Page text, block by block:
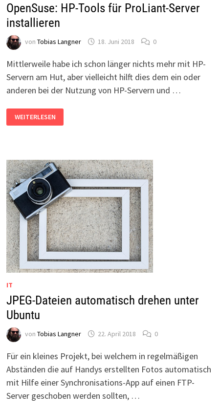
OpenSuse: HP-Tools für ProLiant-Server
installieren
von Tobias Langner 18. Juni 2018 0
Mittlerweile habe ich schon länger nichts mehr mit HP-
Servern am Hut, aber vielleicht hilft dies dem ein oder
anderen bei der Nutzung von HP-Servern und …
OPENSUSE:
HP-
TOOLS
WEITERLESEN
IT
JPEG-Dateien automatisch drehen unter
Ubuntu
von Tobias Langner 22. April 2018 0
Für ein kleines Projekt, bei welchem in regelmäßigen
Abständen die auf Handys erstellten Fotos automatisch
mit Hilfe einer Synchronisations-App auf einen FTP-
Server geschoben werden sollten, …